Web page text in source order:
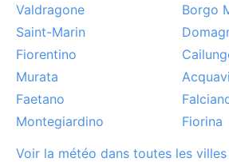
Valdragone
Borgo
Saint-Marin
Fiorentino
Murata
Faetano
Montegiardino
Fiorina
Voir la météo dans toutes les